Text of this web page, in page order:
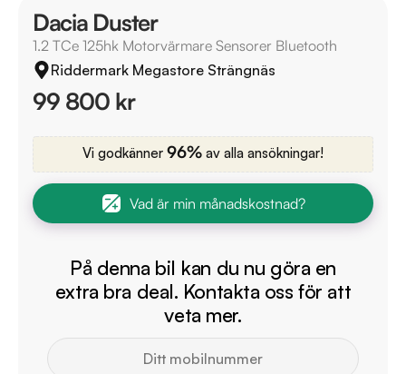
Dacia Duster
1.2 TCe 125hk Motorvärmare Sensorer Bluetooth
Riddermark Megastore Strängnäs
99 800 kr
Vi godkänner 96% av alla ansökningar!
Vad är min månadskostnad?
På denna bil kan du nu göra en
extra bra deal. Kontakta oss för att
veta mer.